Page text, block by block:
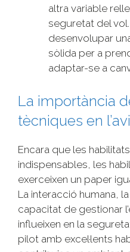
altra variable
seguretat del
desenvolupar
sòlida per a
adaptar-se a
La importància
tècniques en
Encara que les
indispensables, les
exerceixen un paper
La interacció humana,
capacitat de gestionar
influeixen en la
pilot amb excel·lents